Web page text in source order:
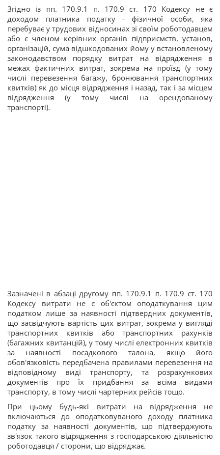
Згідно із пп. 170.9.1 п. 170.9 ст. 170 Кодексу не є
доходом платника податку - фізичної особи, яка
перебуває у трудових відносинах зі своїм роботодавцем
або є членом керівних органів підприємств, установ,
організацій, сума відшкодованих йому у встановленому
законодавством порядку витрат на відрядження в
межах фактичних витрат, зокрема на проїзд (у тому
числі перевезення багажу, бронювання транспортних
квитків) як до місця відрядження і назад, так і за місцем
відрядження (у тому числі на орендованому
транспорті).
Зазначені в абзаці другому пп. 170.9.1 п. 170.9 ст. 170
Кодексу витрати не є об'єктом оподаткування цим
податком лише за наявності підтвердних документів,
що засвідчують вартість цих витрат, зокрема у вигляді
транспортних квитків або транспортних рахунків
(багажних квитанцій), у тому числі електронних квитків
за наявності посадкового талона, якщо його
обов'язковість передбачена правилами перевезення на
відповідному виді транспорту, та розрахункових
документів про їх придбання за всіма видами
транспорту, в тому числі чартерних рейсів тощо.
При цьому будь-які витрати на відрядження не
включаються до оподатковуваного доходу платника
податку за наявності документів, що підтверджують
зв'язок такого відрядження з господарською діяльністю
роботодавця / сторони, що відряджає.